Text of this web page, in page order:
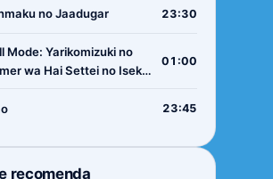
no Jaadugar 23:30
Mode: Yarikomizuki no
wa Hai Settei no Isekai
01:00
23:45
recomenda